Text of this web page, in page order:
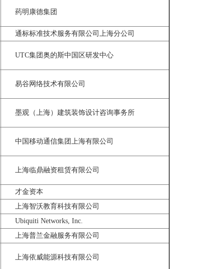
药明康德集团
通标标准技术服务有限公司上海分公司
UTC集团奥的斯中国区研发中心
易谷网络技术有限公司
墨观（上海）建筑装饰设计咨询事务所
中国移动通信集团上海有限公司
上海临鼎融资租赁有限公司
才金资本
上海智沃教育科技有限公司
Ubiquiti Networks, Inc.
上海普兰金融服务有限公司
上海依威能源科技有限公司